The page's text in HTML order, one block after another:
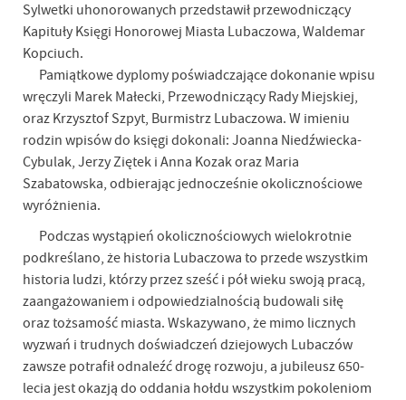
Sylwetki uhonorowanych przedstawił przewodniczący
Kapituły Księgi Honorowej Miasta Lubaczowa, Waldemar
Kopciuch.
Pamiątkowe dyplomy poświadczające dokonanie wpisu
wręczyli Marek Małecki, Przewodniczący Rady Miejskiej,
oraz Krzysztof Szpyt, Burmistrz Lubaczowa. W imieniu
rodzin wpisów do księgi dokonali: Joanna Niedźwiecka-
Cybulak, Jerzy Ziętek i Anna Kozak oraz Maria
Szabatowska, odbierając jednocześnie okolicznościowe
wyróżnienia.
Podczas wystąpień okolicznościowych wielokrotnie
podkreślano, że historia Lubaczowa to przede wszystkim
historia ludzi, którzy przez sześć i pół wieku swoją pracą,
zaangażowaniem i odpowiedzialnością budowali siłę
oraz tożsamość miasta. Wskazywano, że mimo licznych
wyzwań i trudnych doświadczeń dziejowych Lubaczów
zawsze potrafił odnaleźć drogę rozwoju, a jubileusz 650-
lecia jest okazją do oddania hołdu wszystkim pokoleniom